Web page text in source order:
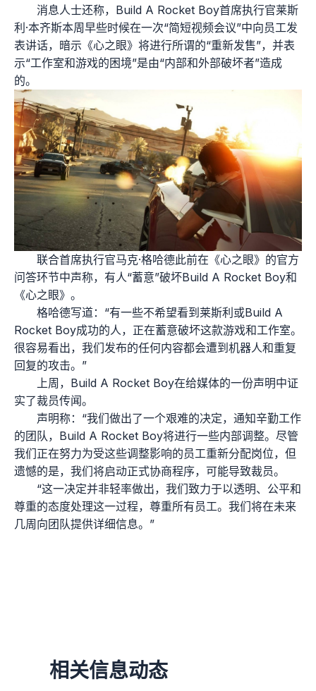
消息人士还称，Build A Rocket Boy首席执行官莱斯
利·本齐斯本周早些时候在一次“简短视频会议”中向员工发
表讲话，暗示《心之眼》将进行所谓的“重新发售”，并表
示“工作室和游戏的困境”是由“内部和外部破坏者”造成
的。
联合首席执行官马克·格哈德此前在《心之眼》的官方
问答环节中声称，有人“蓄意”破坏Build A Rocket Boy和
《心之眼》。
格哈德写道：“有一些不希望看到莱斯利或Build A
Rocket Boy成功的人，正在蓄意破坏这款游戏和工作室。
很容易看出，我们发布的任何内容都会遭到机器人和重复
回复的攻击。”
上周，Build A Rocket Boy在给媒体的一份声明中证
实了裁员传闻。
声明称：“我们做出了一个艰难的决定，通知辛勤工作
的团队，Build A Rocket Boy将进行一些内部调整。尽管
我们正在努力为受这些调整影响的员工重新分配岗位，但
遗憾的是，我们将启动正式协商程序，可能导致裁员。
“这一决定并非轻率做出，我们致力于以透明、公平和
尊重的态度处理这一过程，尊重所有员工。我们将在未来
几周向团队提供详细信息。”
相关信息动态